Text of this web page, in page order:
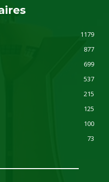
1179
877
699
537
215
125
100
73